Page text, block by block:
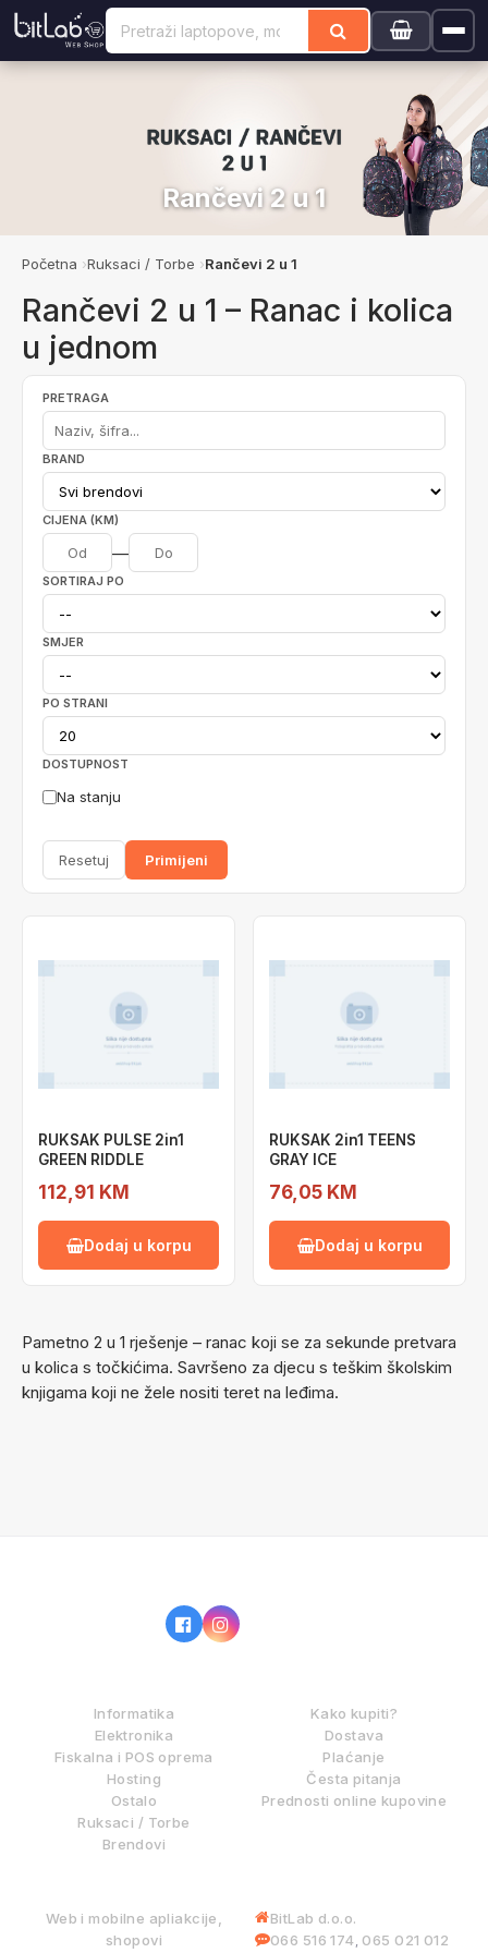
Rančevi 2 u 1
Početna Ruksaci / Torbe Rančevi 2 u 1
Rančevi 2 u 1 – Ranac i kolica
u jednom
PRETRAGA
BRAND
CIJENA (KM)
—
SORTIRAJ PO
SMJER
PO STRANI
DOSTUPNOST
Na stanju
Resetuj Primijeni
RUKSAK PULSE 2in1
GREEN RIDDLE
112,91 KM
Dodaj u korpu
RUKSAK 2in1 TEENS
GRAY ICE
76,05 KM
Dodaj u korpu
Pametno 2 u 1 rješenje – ranac koji se za sekunde pretvara
u kolica s točkićima. Savršeno za djecu s teškim školskim
knjigama koji ne žele nositi teret na leđima.
Informatika
Elektronika
Fiskalna i POS oprema
Hosting
Ostalo
Ruksaci / Torbe
Brendovi
Kako kupiti?
Dostava
Plaćanje
Česta pitanja
Prednosti online kupovine
Web i mobilne apliakcije,
shopovi
BitLab d.o.o.
066 516 174, 065 021 012